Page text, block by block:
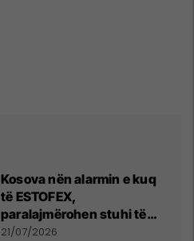
Kosova nën alarmin e kuq
të ESTOFEX,
paralajmërohen stuhi të
fuqishme me breshër dhe
21/07/2026